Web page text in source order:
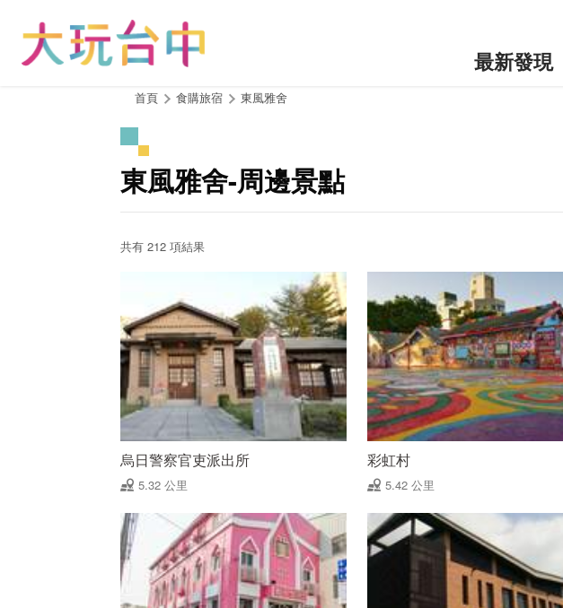
最新發現
首頁 食購旅宿 東風雅舍
東風雅舍-周邊景點
共有 212 項結果
烏日警察官吏派出所
5.32 公里
彩虹村
5.42 公里